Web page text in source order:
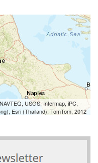
USGS, Intermap, iPC,
Esri (Thailand), TomTom, 2012